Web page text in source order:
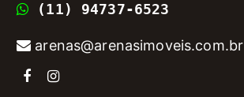
(11) 94737-6523
arenas@arenasimoveis.com.br